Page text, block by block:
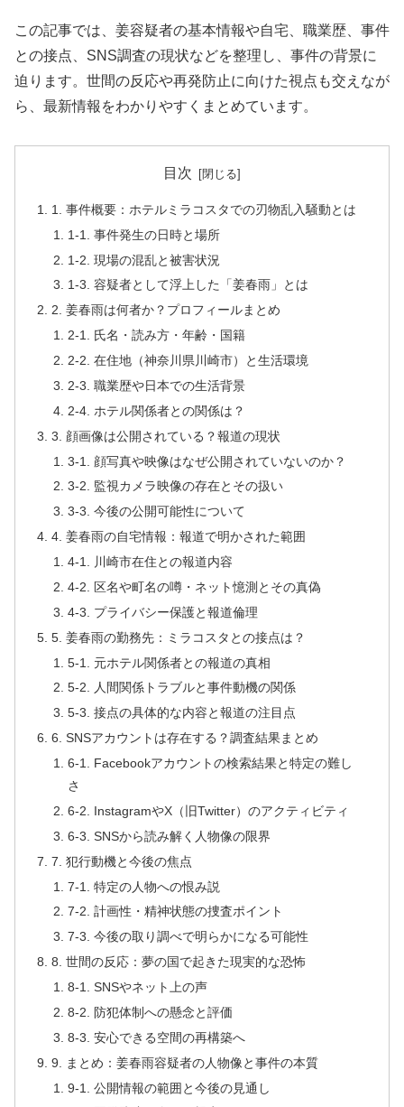
この記事では、姜容疑者の基本情報や自宅、職業歴、事件
との接点、SNS調査の現状などを整理し、事件の背景に
迫ります。世間の反応や再発防止に向けた視点も交えなが
ら、最新情報をわかりやすくまとめています。
目次
1. 事件概要：ホテルミラコスタでの刃物乱入騒動とは
1-1. 事件発生の日時と場所
1-2. 現場の混乱と被害状況
1-3. 容疑者として浮上した「姜春雨」とは
2. 姜春雨は何者か？プロフィールまとめ
2-1. 氏名・読み方・年齢・国籍
2-2. 在住地（神奈川県川崎市）と生活環境
2-3. 職業歴や日本での生活背景
2-4. ホテル関係者との関係は？
3. 顔画像は公開されている？報道の現状
3-1. 顔写真や映像はなぜ公開されていないのか？
3-2. 監視カメラ映像の存在とその扱い
3-3. 今後の公開可能性について
4. 姜春雨の自宅情報：報道で明かされた範囲
4-1. 川崎市在住との報道内容
4-2. 区名や町名の噂・ネット憶測とその真偽
4-3. プライバシー保護と報道倫理
5. 姜春雨の勤務先：ミラコスタとの接点は？
5-1. 元ホテル関係者との報道の真相
5-2. 人間関係トラブルと事件動機の関係
5-3. 接点の具体的な内容と報道の注目点
6. SNSアカウントは存在する？調査結果まとめ
6-1. Facebookアカウントの検索結果と特定の難し
さ
6-2. InstagramやX（旧Twitter）のアクティビティ
6-3. SNSから読み解く人物像の限界
7. 犯行動機と今後の焦点
7-1. 特定の人物への恨み説
7-2. 計画性・精神状態の捜査ポイント
7-3. 今後の取り調べで明らかになる可能性
8. 世間の反応：夢の国で起きた現実的な恐怖
8-1. SNSやネット上の声
8-2. 防犯体制への懸念と評価
8-3. 安心できる空間の再構築へ
9. まとめ：姜春雨容疑者の人物像と事件の本質
9-1. 公開情報の範囲と今後の見通し